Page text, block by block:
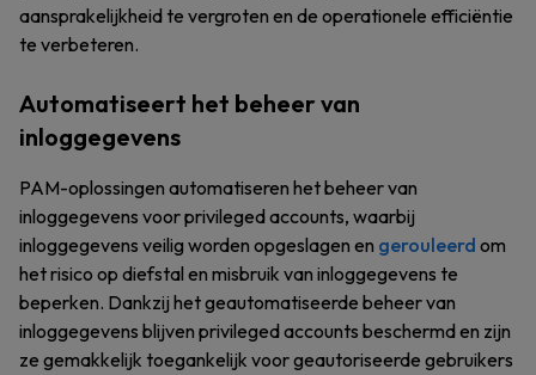
aansprakelijkheid te vergroten en de operationele efficiëntie
te verbeteren.
Automatiseert het beheer van
inloggegevens
PAM-oplossingen automatiseren het beheer van
inloggegevens voor privileged accounts, waarbij
inloggegevens veilig worden opgeslagen en gerouleerd om
het risico op diefstal en misbruik van inloggegevens te
beperken. Dankzij het geautomatiseerde beheer van
inloggegevens blijven privileged accounts beschermd en zijn
ze gemakkelijk toegankelijk voor geautoriseerde gebruikers